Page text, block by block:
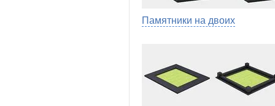
Памятники на двоих